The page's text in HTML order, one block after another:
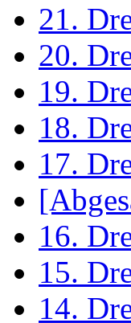
21.
20.
19.
18.
17.
16.
15.
14.